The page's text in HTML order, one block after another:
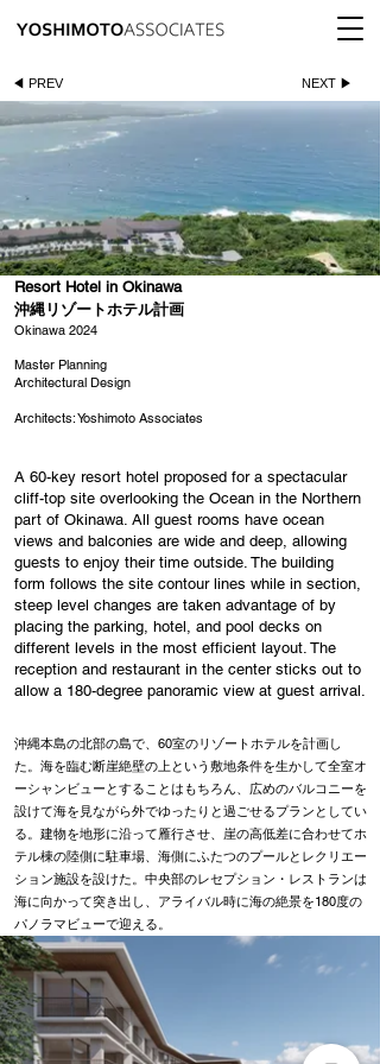
◀ PREV NEXT ▶
Resort Hotel in Okinawa
沖縄リゾートホテル計画
Okinawa 2024
Master Planning
Architectural Design
Architects: Yoshimoto Associates
A 60-key resort hotel proposed for a spectacular
cliff-top site overlooking the Ocean in the Northern
part of Okinawa. All guest rooms have ocean
views and balconies are wide and deep, allowing
guests to enjoy their time outside. The building
form follows the site contour lines while in section,
steep level changes are taken advantage of by
placing the parking, hotel, and pool decks on
different levels in the most efficient layout. The
reception and restaurant in the center sticks out to
allow a 180-degree panoramic view at guest arrival.
沖縄本島の北部の島で、60室のリゾートホテルを計画し
た。海を臨む断崖絶壁の上という敷地条件を生かして全室オ
ーシャンビューとすることはもちろん、広めのバルコニーを
設けて海を見ながら外でゆったりと過ごせるプランとしてい
る。建物を地形に沿って雁行させ、崖の高低差に合わせてホ
テル棟の陸側に駐車場、海側にふたつのプールとレクリエー
ション施設を設けた。中央部のレセプション・レストランは
海に向かって突き出し、アライバル時に海の絶景を180度の
パノラマビューで迎える。